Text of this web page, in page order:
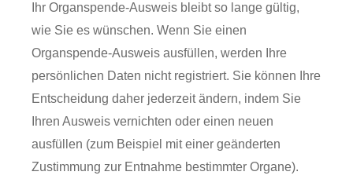
Ihr Organspende-Ausweis bleibt so lange gültig,
wie Sie es wünschen. Wenn Sie einen
Organspende-Ausweis ausfüllen, werden Ihre
persönlichen Daten nicht registriert. Sie können Ihre
Entscheidung daher jederzeit ändern, indem Sie
Ihren Ausweis vernichten oder einen neuen
ausfüllen (zum Beispiel mit einer geänderten
Zustimmung zur Entnahme bestimmter Organe).